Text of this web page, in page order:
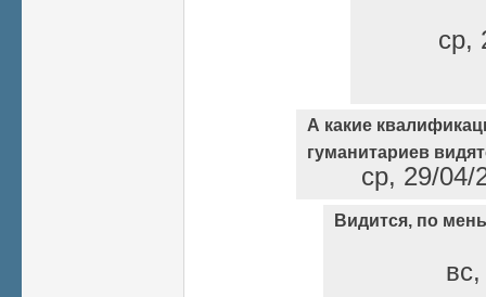
ср,
А какие
гуманитариев
ср, 29/
Видится, по